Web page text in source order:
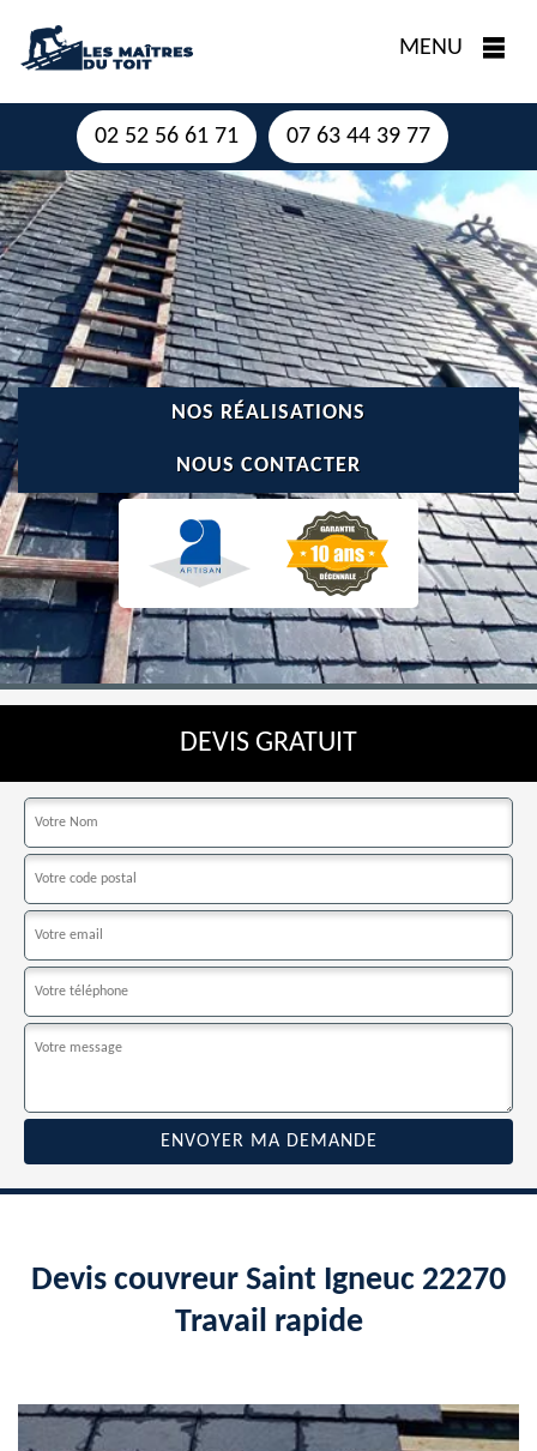
MENU
02 52 56 61 71 07 63 44 39 77
NOS RÉALISATIONS
NOUS CONTACTER
DEVIS GRATUIT
Devis couvreur Saint Igneuc 22270
Travail rapide